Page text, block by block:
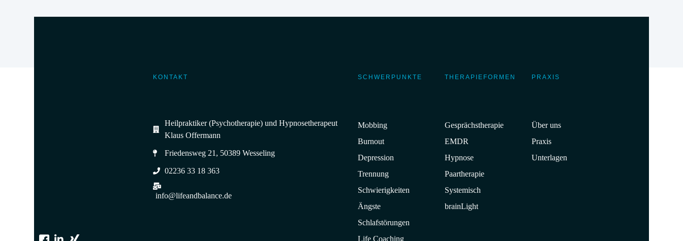
KONTAKT
Heilpraktiker (Psychotherapie) und Hypnosetherapeut
Klaus Offermann
Friedensweg 21, 50389 Wesseling
02236 33 18 363
info@lifeandbalance.de
SCHWERPUNKTE
Mobbing
Burnout
Depression
Trennung
Schwierigkeiten
Ängste
Schlafstörungen
Life Coaching
THERAPIEFORMEN
Gesprächstherapie
EMDR
Hypnose
Paartherapie
Systemisch
brainLight
PRAXIS
Über uns
Praxis
Unterlagen